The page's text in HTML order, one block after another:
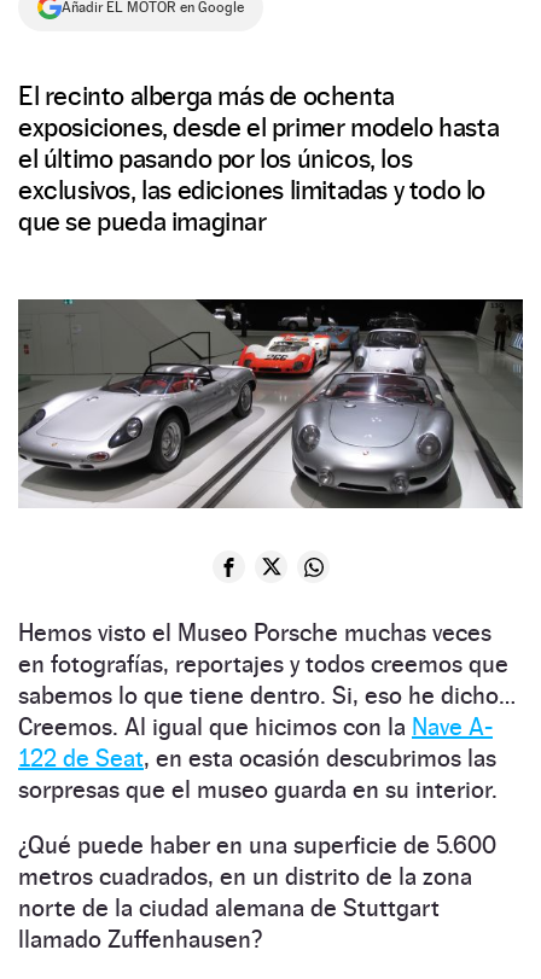
SÍGUENOS
Añadir EL MOTOR en Google
El recinto alberga más de ochenta
exposiciones, desde el primer modelo hasta
el último pasando por los únicos, los
exclusivos, las ediciones limitadas y todo lo
que se pueda imaginar
Hemos visto el Museo Porsche muchas veces
en fotografías, reportajes y todos creemos que
sabemos lo que tiene dentro. Si, eso he dicho…
Creemos. Al igual que hicimos con la Nave A-
122 de Seat, en esta ocasión descubrimos las
sorpresas que el museo guarda en su interior.
¿Qué puede haber en una superficie de 5.600
metros cuadrados, en un distrito de la zona
norte de la ciudad alemana de Stuttgart
llamado Zuffenhausen?